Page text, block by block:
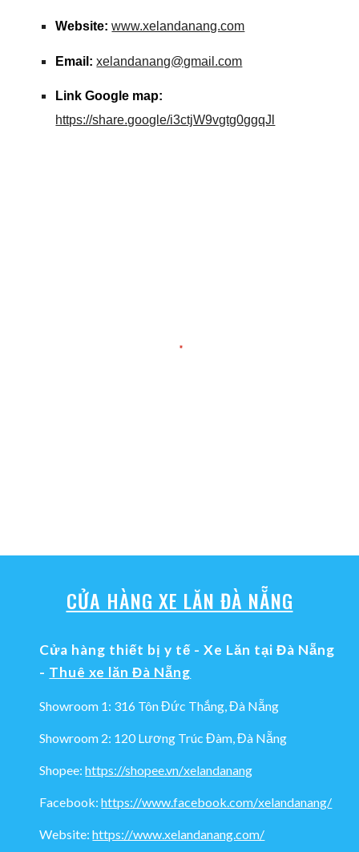
Website: www.xelandanang.com
Email: xelandanang@gmail.com
Link Google map:
https://share.google/i3ctjW9vgtg0ggqJl
CỬA HÀNG XE LĂN ĐÀ NẴNG
Cửa hàng thiết bị y tế - Xe Lăn tại Đà Nẵng
- Thuê xe lăn Đà Nẵng
Showroom 1: 316 Tôn Đức Thắng, Đà Nẵng
Showroom 2: 120 Lương Trúc Đàm, Đà Nẵng
Shopee: https://shopee.vn/xelandanang
Facebook:https://www.facebook.com/xelandanang/
Website: https://www.xelandanang.com/